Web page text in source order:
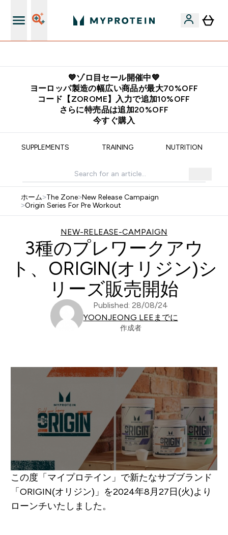
💙ゾロ目セール開催中💙
ヨーロッパ製造の幅広い商品が最大70%OFF
コード【ZOROME】入力で追加10%OFF
さらに特売品は追加20%OFF
今すぐ購入
SUPPLEMENTS TRAINING NUTRITION
ホーム>The Zone>New Release Campaign
>Origin Series For Pre Workout
NEW-RELEASE-CAMPAIGN
3種のプレワークアウ
ト、ORIGIN(オリジン)シ
リーズ販売開始
Published: 28/08/24
YOONJEONG LEEまでに
作成者
この度「マイプロテイン」で新たなサブブランド
「ORIGIN(オリジン)」を2024年8月27日(火)より
ローンチいたしました。